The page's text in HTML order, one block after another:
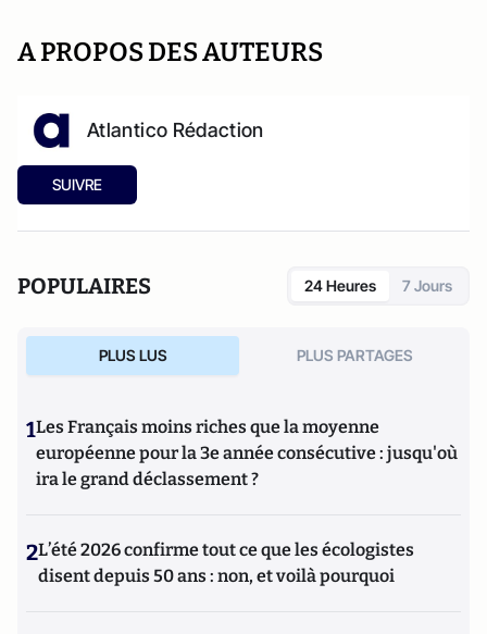
A PROPOS DES AUTEURS
Atlantico Rédaction
SUIVRE
POPULAIRES 24 Heures 7 Jours
PLUS LUS PLUS PARTAGES
1Les Français moins riches que la moyenne
européenne pour la 3e année consécutive : jusqu'où
ira le grand déclassement ?
2L’été 2026 confirme tout ce que les écologistes
disent depuis 50 ans : non, et voilà pourquoi